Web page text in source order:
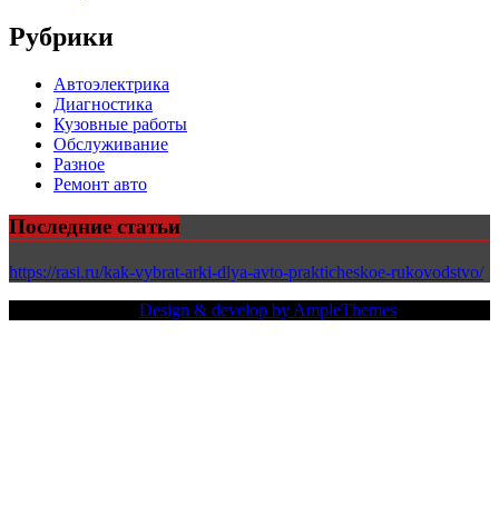
Рубрики
Автоэлектрика
Диагностика
Кузовные работы
Обслуживание
Разное
Ремонт авто
Последние статьи
https://rasi.ru/kak-vybrat-arki-dlya-avto-prakticheskoe-rukovodstvo/
Design & develop by AmpleThemes